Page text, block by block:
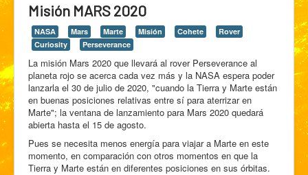
Misión MARS 2020
NASA Mars Marte Misión Cohete
Rover
Curiosity
Perseverance
La misión Mars 2020 que llevará al rover Perseverance al
planeta rojo se acerca cada vez más y la NASA espera poder
lanzarla el 30 de julio de 2020, "cuando la Tierra y Marte están
en buenas posiciones relativas entre sí para aterrizar en
Marte"; la ventana de lanzamiento para Mars 2020 quedará
abierta hasta el 15 de agosto.
Pues se necesita menos energía para viajar a Marte en este
momento, en comparación con otros momentos en que la
Tierra y Marte están en diferentes posiciones en sus órbitas.